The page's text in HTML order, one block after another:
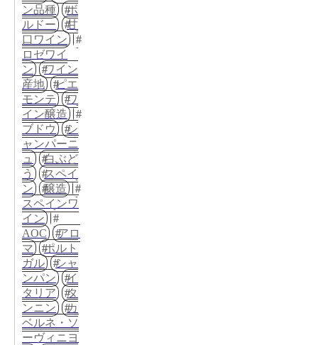
ン品種
ボ
ルドー
甘
口ワイン
ロゼワイ
ン
ワイン
産地
ピエ
モンテ
ワ
イン醸造
ブドウ
シ
ャンパーニ
ュ
白ぶど
う
スペイ
ン
醸造
スペインワ
イン
AOC
アロ
マ
ポルト
ガル
シャ
ンパン
イ
タリア
タ
ンニン
カ
ベルネ・ソ
ーヴィニヨ